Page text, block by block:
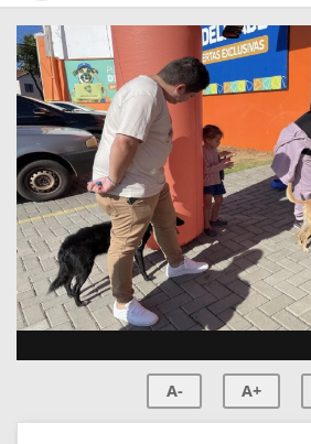
A- A+